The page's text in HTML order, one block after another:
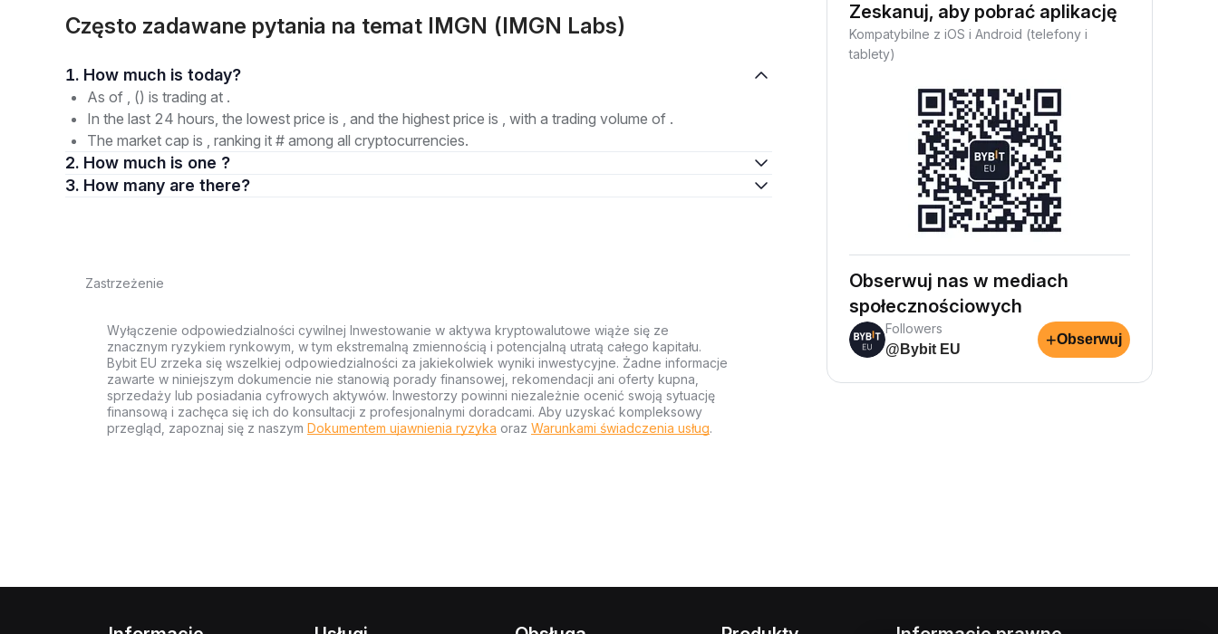
Często zadawane pytania na temat IMGN (IMGN Labs)
1. How much is today?
As of , () is trading at .
In the last 24 hours, the lowest price is , and the highest price is , with a trading volume of .
The market cap is , ranking it # among all cryptocurrencies.
2. How much is one ?
3. How many are there?
Zastrzeżenie
Wyłączenie odpowiedzialności cywilnej Inwestowanie w aktywa kryptowalutowe wiąże się ze
znacznym ryzykiem rynkowym, w tym ekstremalną zmiennością i potencjalną utratą całego kapitału.
Bybit EU zrzeka się wszelkiej odpowiedzialności za jakiekolwiek wyniki inwestycyjne. Żadne informacje
zawarte w niniejszym dokumencie nie stanowią porady finansowej, rekomendacji ani oferty kupna,
sprzedaży lub posiadania cyfrowych aktywów. Inwestorzy powinni niezależnie ocenić swoją sytuację
finansową i zachęca się ich do konsultacji z profesjonalnymi doradcami. Aby uzyskać kompleksowy
przegląd, zapoznaj się z naszym Dokumentem ujawnienia ryzyka oraz Warunkami świadczenia usług.
Zeskanuj, aby pobrać aplikację
Kompatybilne z iOS i Android (telefony i
tablety)
Obserwuj nas w mediach
społecznościowych
Followers
@Bybit EU
+Obserwuj